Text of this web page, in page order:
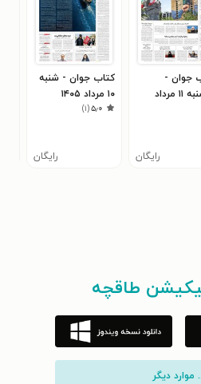
جوان -
يکشنبه ۱۱ مرداد
رایگان
کتاب جوان - شنبه
۱۰ مرداد ۱۴۰۵
۵٫۰(۱)
رایگان
طاقچه
موارد دیگر